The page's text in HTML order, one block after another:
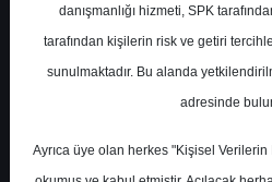
A.Ş.
Hedef Fiyat
Getiri
2
danışmanlığı hizmeti, SPK
tarafından kişilerin risk ve getiri
sunulmaktadır. Bu alanda
adresinde
Ayrıca üye olan herkes "Kişisel Verilerin